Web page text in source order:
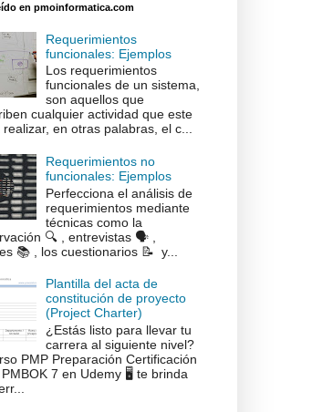
en pmoinformatica.com
Requerimientos
funcionales: Ejemplos
Los requerimientos
funcionales de un sistema,
son aquellos que
cualquier actividad que este
realizar, en otras palabras, el c...
Requerimientos no
funcionales: Ejemplos
Perfecciona el análisis de
requerimientos mediante
técnicas como la
🔍 , entrevistas 🗣️ ,
📚 , los cuestionarios 📝 y...
Plantilla del acta de
constitución de proyecto
(Project Charter)
¿Estás listo para llevar tu
carrera al siguiente nivel?
PMP Preparación Certificación
PMBOK 7 en Udemy 🖥️ te brinda